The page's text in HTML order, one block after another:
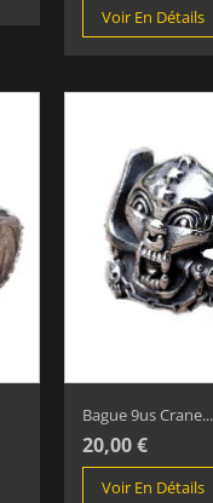
Voir En Détails
Bague 9us Crane...
20,00 €
Voir En Détails